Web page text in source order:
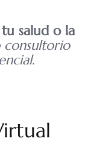
salud o la
consultorio